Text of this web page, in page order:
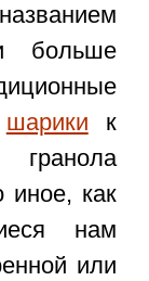
больше
шарики к
иное, как
нам
или